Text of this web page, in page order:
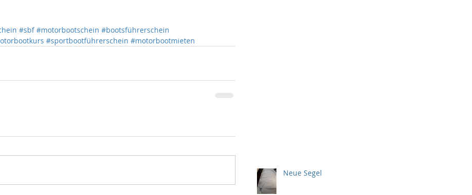
#sbf #motorbootschein #bootsführerschein
#sportbootführerschein #motorbootmieten
Neue Segel